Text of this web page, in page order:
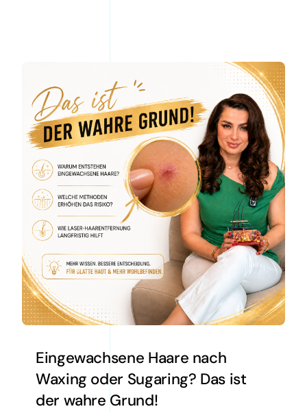
Eingewachsene Haare nach
Waxing oder Sugaring? Das ist
der wahre Grund!